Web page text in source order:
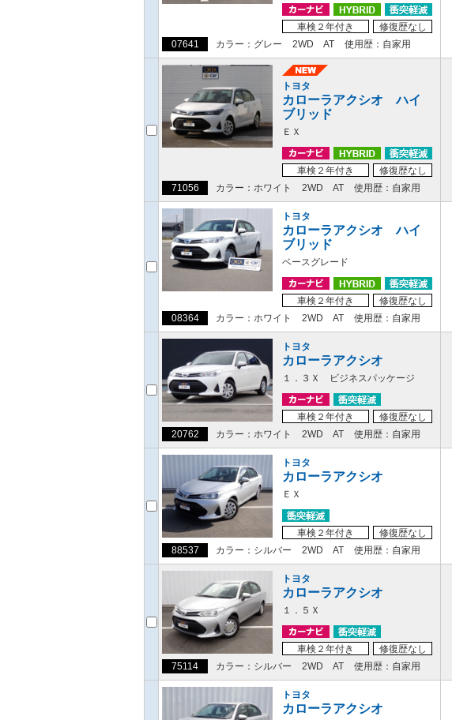
車検２年付き
修復歴なし
07641
カラー：グレー 2WD AT 使用歴：自家用
トヨタ
カローラアクシオ ハイ
ブリッド
ＥＸ
車検２年付き
修復歴なし
71056
カラー：ホワイト 2WD AT 使用歴：自家用
トヨタ
カローラアクシオ ハイ
ブリッド
ベースグレード
車検２年付き
修復歴なし
08364
カラー：ホワイト 2WD AT 使用歴：自家用
トヨタ
カローラアクシオ
１．３Ｘ ビジネスパッケージ
車検２年付き
修復歴なし
20762
カラー：ホワイト 2WD AT 使用歴：自家用
トヨタ
カローラアクシオ
ＥＸ
車検２年付き
修復歴なし
88537
カラー：シルバー 2WD AT 使用歴：自家用
トヨタ
カローラアクシオ
１．５Ｘ
車検２年付き
修復歴なし
75114
カラー：シルバー 2WD AT 使用歴：自家用
トヨタ
カローラアクシオ